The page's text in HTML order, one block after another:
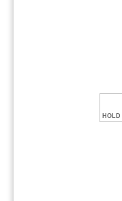
HOLD